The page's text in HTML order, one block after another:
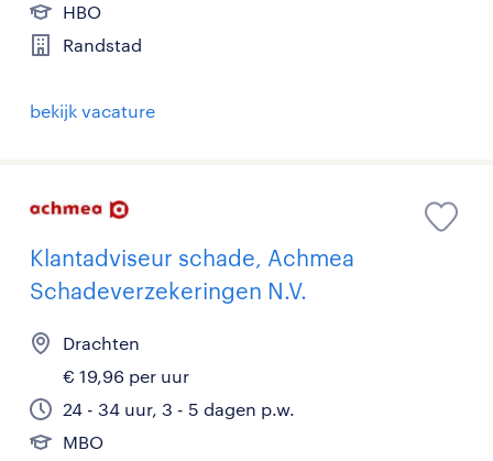
HBO
Randstad
bekijk vacature
Klantadviseur schade, Achmea
Schadeverzekeringen N.V.
Drachten
€ 19,96 per uur
24 - 34 uur, 3 - 5 dagen p.w.
MBO